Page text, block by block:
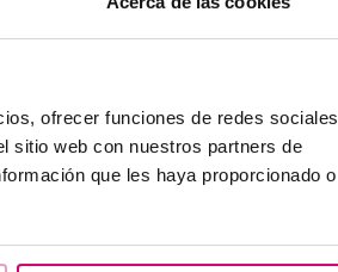
ofrecer funciones de redes sociales
sitio web con nuestros partners de
que les haya proporcionado o
que l’on s’approche du
est la
par le vagin.